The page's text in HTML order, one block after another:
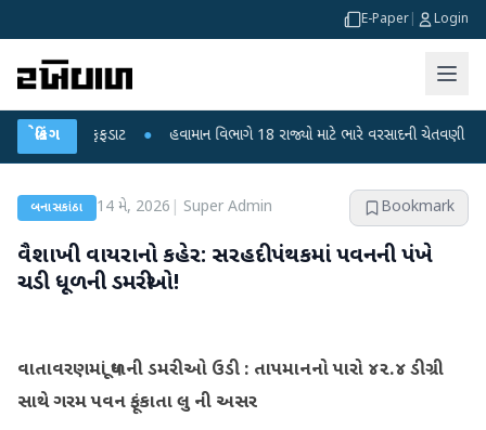
E-Paper Login
બ્રેકિંગ
ફફડાટ ● હવામાન વિભાગે 18 રાજ્યો માટે ભારે વરસાદની ચેતવણી જારી કરી
બનાસકાંઠા 14 મે, 2026 Super Admin Bookmark
વૈશાખી વાયરાનો કહેર: સરહદી પંથકમાં પવનની પંખે
ચડી ધૂળની ડમરીઓ!
વાતાવરણમાં ધૂળની ડમરીઓ ઉડી : તાપમાનનો પારો ૪૨.૪ ડીગ્રી
સાથે ગરમ પવન ફૂંકાતા લુ ની અસર